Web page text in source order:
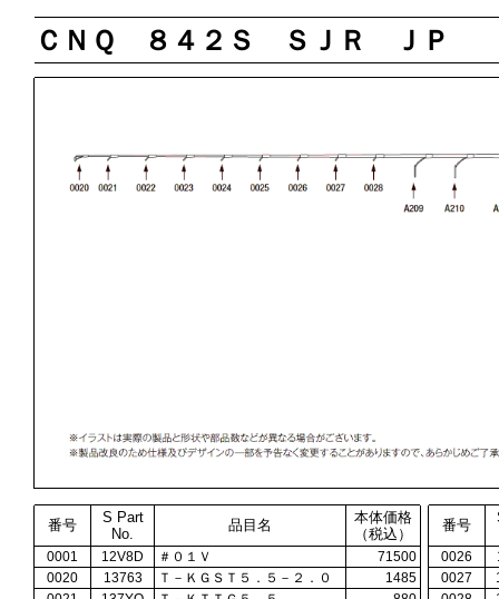
ＣＮＱ ８４２Ｓ ＳＪＲ ＪＰ
番号
S Part
No.
品目名
本体価格
（税込）
番号
0001 12V8D ＃０１Ｖ 71500 0026
0020
13763 Ｔ－ＫＧＳＴ５．５－２．０ 1485 0027